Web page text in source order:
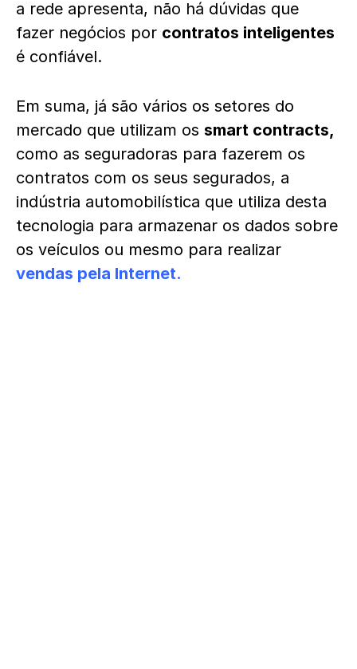
a rede apresenta, não há dúvidas que
fazer negócios por contratos inteligentes
é confiável.
Em suma, já são vários os setores do
mercado que utilizam os smart contracts,
como as seguradoras para fazerem os
contratos com os seus segurados, a
indústria automobilística que utiliza desta
tecnologia para armazenar os dados sobre
os veículos ou mesmo para realizar
vendas pela Internet.